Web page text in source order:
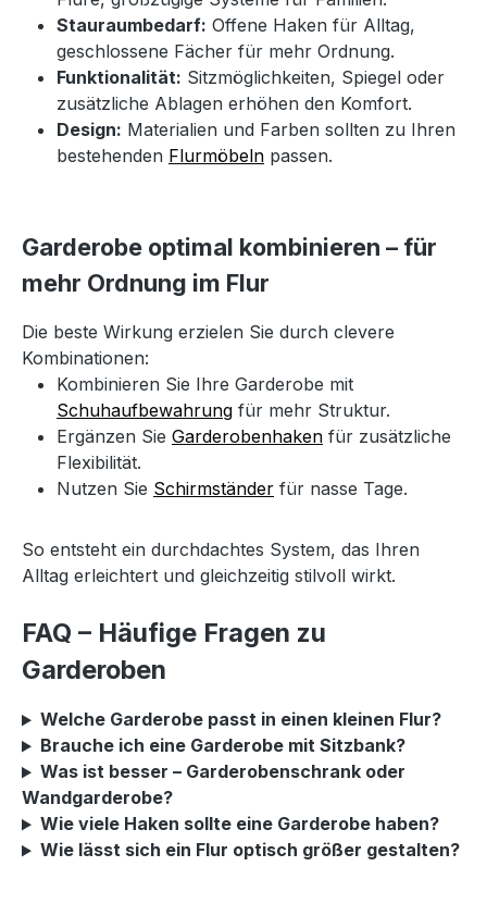
Stauraumbedarf: Offene Haken für Alltag,
geschlossene Fächer für mehr Ordnung.
Funktionalität: Sitzmöglichkeiten, Spiegel oder
zusätzliche Ablagen erhöhen den Komfort.
Design: Materialien und Farben sollten zu Ihren
bestehenden Flurmöbeln passen.
Garderobe optimal kombinieren – für
mehr Ordnung im Flur
Die beste Wirkung erzielen Sie durch clevere
Kombinationen:
Kombinieren Sie Ihre Garderobe mit
Schuhaufbewahrung für mehr Struktur.
Ergänzen Sie Garderobenhaken für zusätzliche
Flexibilität.
Nutzen Sie Schirmständer für nasse Tage.
So entsteht ein durchdachtes System, das Ihren
Alltag erleichtert und gleichzeitig stilvoll wirkt.
FAQ – Häufige Fragen zu
Garderoben
Welche Garderobe passt in einen kleinen Flur?
Brauche ich eine Garderobe mit Sitzbank?
Was ist besser – Garderobenschrank oder
Wandgarderobe?
Wie viele Haken sollte eine Garderobe haben?
Wie lässt sich ein Flur optisch größer gestalten?